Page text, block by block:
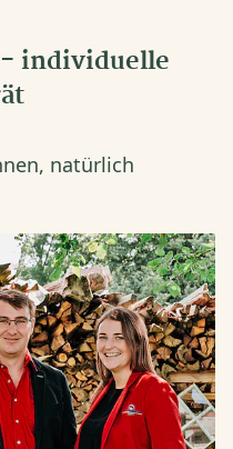
- individuelle
natürlich